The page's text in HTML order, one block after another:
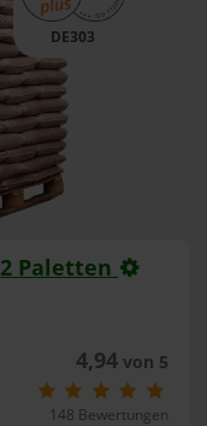
DE303
2 Paletten
4,94von 5
148 Bewertungen